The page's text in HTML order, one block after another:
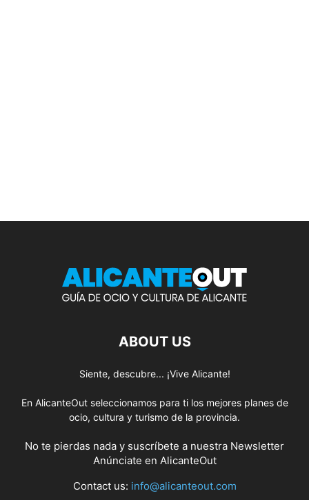
ABOUT US
Siente, descubre... ¡Vive Alicante!
En AlicanteOut seleccionamos para ti los mejores planes de
ocio, cultura y turismo de la provincia.
No te pierdas nada y suscríbete a nuestra Newsletter
Anúnciate en AlicanteOut
Contact us: info@alicanteout.com